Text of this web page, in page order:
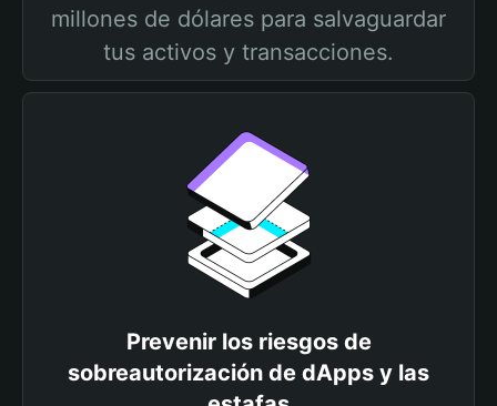
millones de dólares para salvaguardar
tus activos y transacciones.
Prevenir los riesgos de
sobreautorización de dApps y las